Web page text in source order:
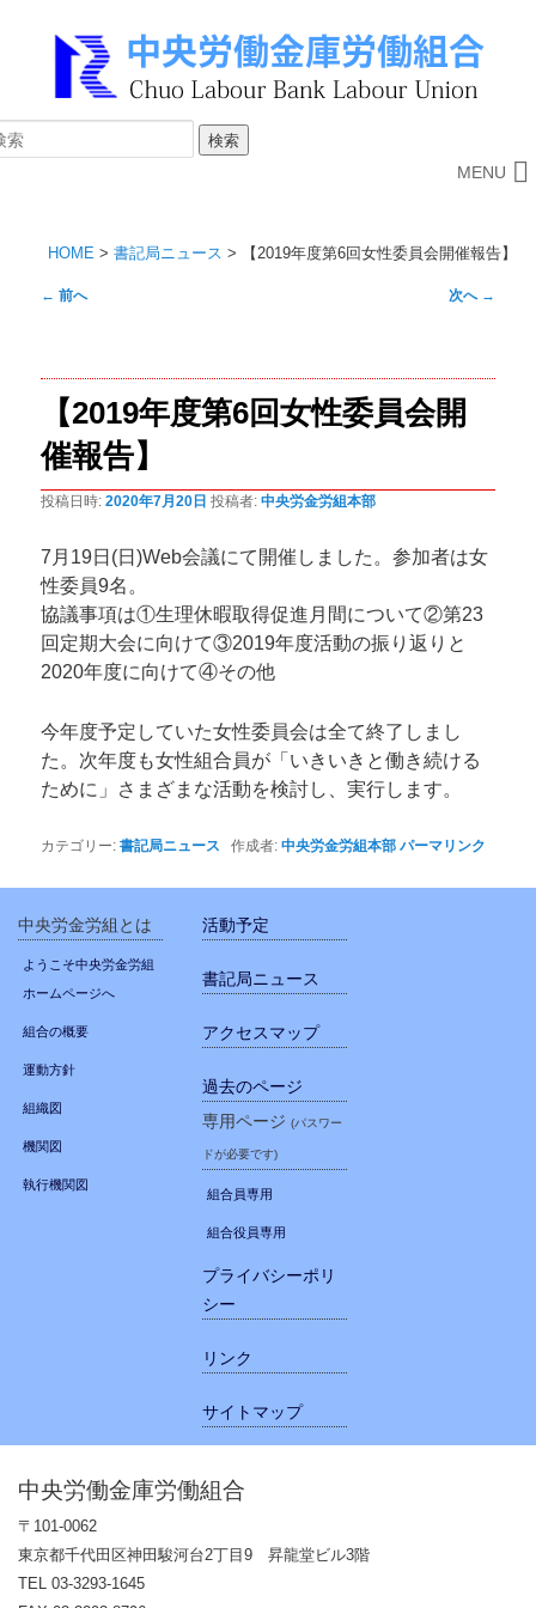
MENU
HOME > 書記局ニュース > 【2019年度第6回女性委員会開催報告】
投
ビ
ー
シ
ョ
← 前へ 次へ →
【2019年度第6回女性委員会開
催報告】
投稿日時:2020年7月20日 投稿者:中央労金労組本部
7月19日(日)Web会議にて開催しました。参加者は女
性委員9名。
協議事項は①生理休暇取得促進月間について②第23
回定期大会に向けて③2019年度活動の振り返りと
2020年度に向けて④その他
今年度予定していた女性委員会は全て終了しまし
た。次年度も女性組合員が「いきいきと働き続ける
ために」さまざまな活動を検討し、実行します。
カテゴリー:書記局ニュース 作成者:中央労金労組本部 パーマリンク
中央労金労組とは
ようこそ中央労金労組
ホームページへ
組合の概要
運動方針
組織図
機関図
執行機関図
活動予定
書記局ニュース
アクセスマップ
過去のページ
専用ページ(パスワー
ドが必要です)
組合員専用
組合役員専用
プライバシーポリ
シー
リンク
サイトマップ
中央労働金庫労働組合
〒101-0062
東京都千代田区神田駿河台2丁目9 昇龍堂ビル3階
TEL 03-3293-1645